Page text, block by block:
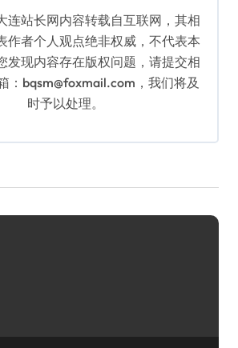
连站长网内容转载自互联网，其相
作者个人观点绝非权威，不代表本
发现内容存在版权问题，请提交相
：bqsm@foxmail.com，我们将及
时予以处理。